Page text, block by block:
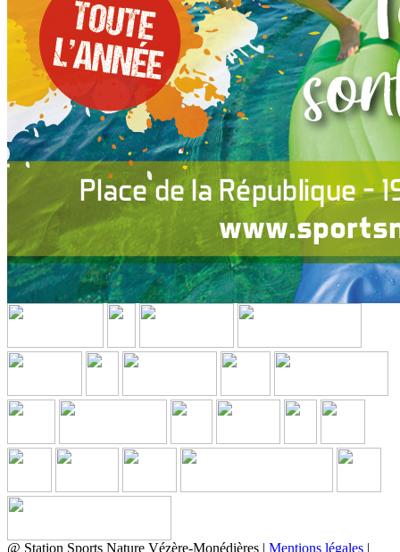
@ Station Sports Nature Vézère-Monédières | Mentions légales |